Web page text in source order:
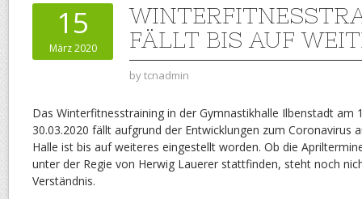
15
März 2020
FÄLLT BIS AUF
bytcnadmin
Das Winterfitnesstraining in der Gymnastikhalle Ilbenstadt am
30.03.2020 fällt aufgrund der Entwicklungen zum Coronavirus
Halle ist bis auf weiteres eingestellt worden. Ob die
unter der Regie von Herwig Lauerer stattfinden, steht noch
Verständnis.